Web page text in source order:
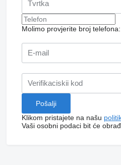
Molimo provjerite broj
Klikom pristajete na našu
Vaši osobni podaci bit će